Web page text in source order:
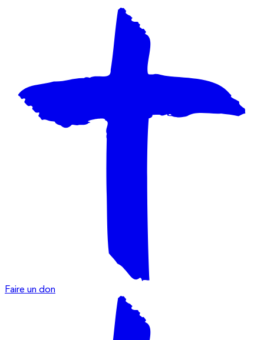
Faire un don